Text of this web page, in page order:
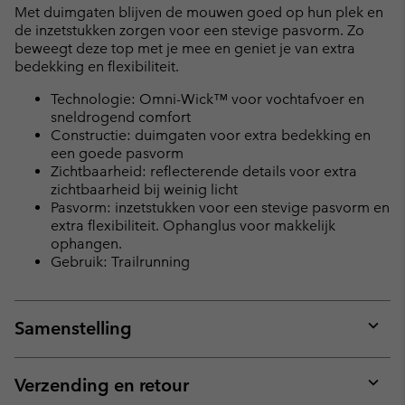
Met duimgaten blijven de mouwen goed op hun plek en
de inzetstukken zorgen voor een stevige pasvorm. Zo
beweegt deze top met je mee en geniet je van extra
bedekking en flexibiliteit.
Technologie: Omni-Wick™ voor vochtafvoer en
sneldrogend comfort
Constructie: duimgaten voor extra bedekking en
een goede pasvorm
Zichtbaarheid: reflecterende details voor extra
zichtbaarheid bij weinig licht
Pasvorm: inzetstukken voor een stevige pasvorm en
extra flexibiliteit. Ophanglus voor makkelijk
ophangen.
Gebruik: Trailrunning
Samenstelling
or
Verzending en retour